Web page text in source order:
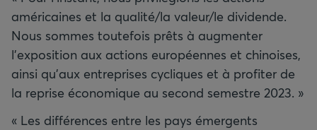
américaines et la qualité/la valeur/le dividende.
Nous sommes toutefois prêts à augmenter
l’exposition aux actions européennes et chinoises,
ainsi qu'aux entreprises cycliques et à profiter de
la reprise économique au second semestre 2023. »
« Les différences entre les pays émergents